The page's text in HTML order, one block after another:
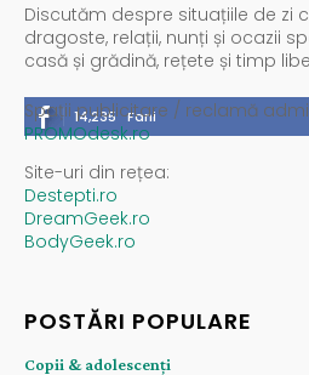
Discutăm despre situațiile de zi
dragoste, relații, nunți și ocazii
casă și grădină, rețete și timp
14,235 Fani
Spații publicitare / reclamă
PROMOdesk.ro
Site-uri din rețea:
Destepti.ro
DreamGeek.ro
BodyGeek.ro
POSTĂRI POPULARE
Copii & adolescenți